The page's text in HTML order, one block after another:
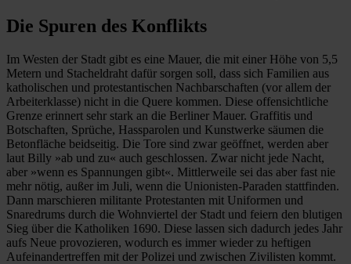
Die Spuren des Konflikts
Im Westen der Stadt gibt es eine Mauer, die mit einer Höhe von 5,5
Metern und Stacheldraht dafür sorgen soll, dass sich Familien aus
katholischen und protestantischen Nachbarschaften (vor allem der
Arbeiterklasse) nicht in die Quere kommen. Diese offensichtliche
Grenze erinnert sehr stark an die Berliner Mauer. Graffitis und
Botschaften, Sprüche, Hassparolen und Kunstwerke säumen die
Betonfläche beidseitig. Die Tore sind zwar geöffnet, werden aber
laut Billy »ab und zu« auch geschlossen. Zwar nicht jede Nacht,
aber »wenn es Spannungen gibt«. Mittlerweile sei das aber fast nie
mehr nötig, außer im Juli, wenn die Unionisten-Paraden stattfinden.
Dann marschieren militante Protestanten mit Uniformen und
Snaredrums durch die Wohnviertel der Stadt und feiern den blutigen
Sieg über die Katholiken 1690. Diese lassen sich dadurch jedes Jahr
aufs Neue provozieren, wodurch es immer wieder zu heftigen
Aufeinandertreffen mit der Polizei und zwischen Zivilisten kommt.